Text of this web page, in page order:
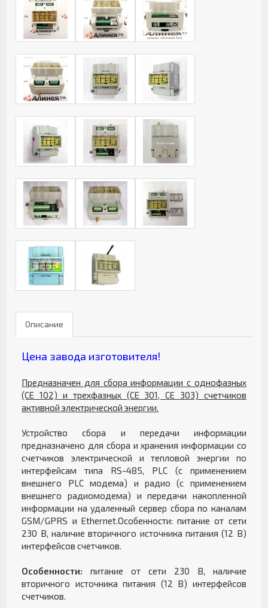
Описание
Цена завода изготовителя!
Предназначен для сбора информации с однофазных
(CE 102) и трехфазных (CE 301, CE 303) счетчиков
активной электрической энергии.
Устройство сбора и передачи информации
предназначено для сбора и хранения информации со
счетчиков электрической и тепловой энергии по
интерфейсам типа RS-485, PLC (с применением
внешнего PLC модема) и радио (с применением
внешнего радиомодема) и передачи накопленной
информации на удаленный сервер сбора по каналам
GSM/GPRS и Ethernet.Особенности: питание от сети
230 В, наличие вторичного источника питания (12 B)
интерфейсов счетчиков.
Особенности: питание от сети 230 В, наличие
вторичного источника питания (12 B) интерфейсов
счетчиков.